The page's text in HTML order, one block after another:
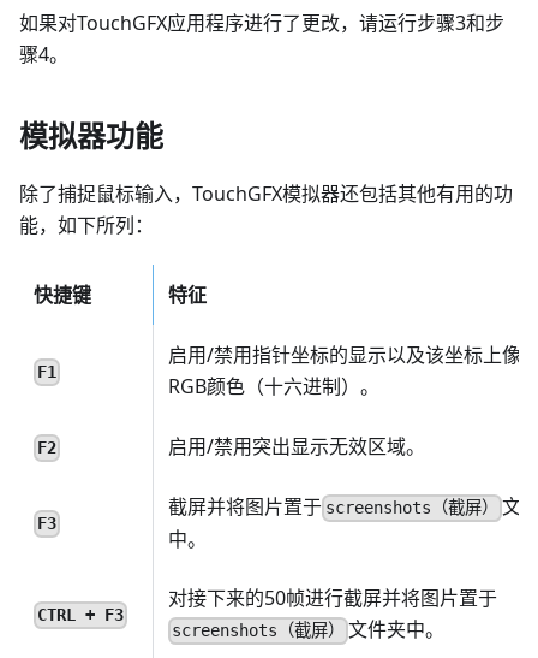
如果对TouchGFX应用程序进行了更改，请运行步骤3和步
骤4。
模拟器功能
除了捕捉鼠标输入，TouchGFX模拟器还包括其他有用的功
能，如下所列：
快捷键 特征
F1
启用/禁用指针坐标的显示以及该坐标上像
RGB颜色（十六进制）。
F2 启用/禁用突出显示无效区域。
F3
截屏并将图片置于 screenshots（截屏）
文
中。
CTRL + F3
对接下来的50帧进行截屏并将图片置于
screenshots（截屏） 文件夹中。